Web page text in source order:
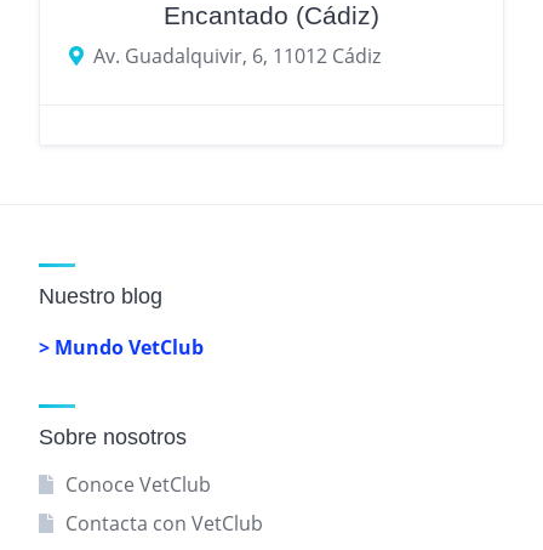
Encantado (Cádiz)
Av. Guadalquivir, 6, 11012 Cádiz
Nuestro blog
> Mundo VetClub
Sobre nosotros
Conoce VetClub
Contacta con VetClub